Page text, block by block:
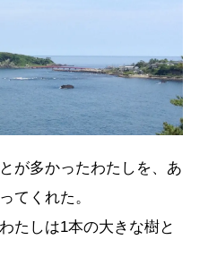
が多かったわたしを、あ
てくれた。
たしは1本の大きな樹と